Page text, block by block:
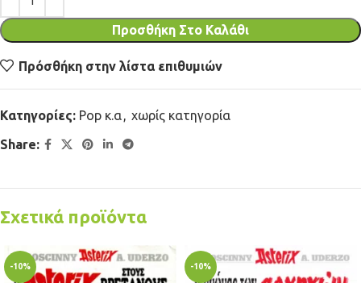
Προσθήκη Στο Καλάθι
Πρόσθήκη στην λίστα επιθυμιών
Κατηγορίες: Pop κ.α, χωρίς κατηγορία
Share:
Σχετικά προϊόντα
-10% -10%